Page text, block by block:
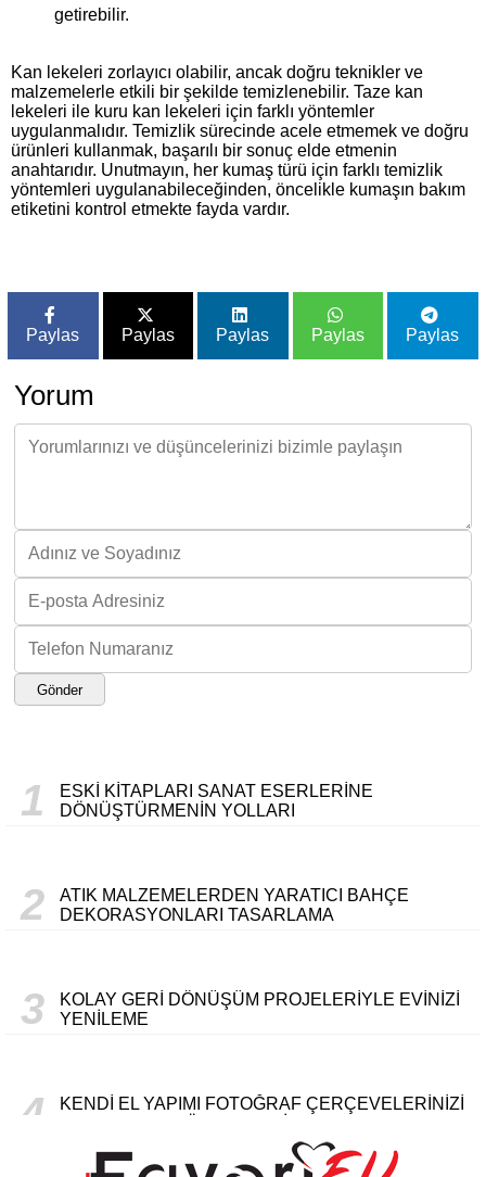
getirebilir.
Kan lekeleri zorlayıcı olabilir, ancak doğru teknikler ve
malzemelerle etkili bir şekilde temizlenebilir. Taze kan
lekeleri ile kuru kan lekeleri için farklı yöntemler
uygulanmalıdır. Temizlik sürecinde acele etmemek ve doğru
ürünleri kullanmak, başarılı bir sonuç elde etmenin
anahtarıdır. Unutmayın, her kumaş türü için farklı temizlik
yöntemleri uygulanabileceğinden, öncelikle kumaşın bakım
etiketini kontrol etmekte fayda vardır.
Paylas Paylas Paylas Paylas Paylas
Yorum
Gönder
1
ESKI KITAPLARI SANAT ESERLERINE
DÖNÜŞTÜRMENIN YOLLARI
2
ATIK MALZEMELERDEN YARATICI BAHÇE
DEKORASYONLARI TASARLAMA
3
KOLAY GERI DÖNÜŞÜM PROJELERIYLE EVINIZI
YENILEME
4
KENDI EL YAPIMI FOTOĞRAF ÇERÇEVELERINIZI